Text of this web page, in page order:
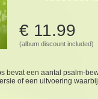
€ 11.99
(album discount included)
bevat een aantal psalm-
of een uitvoering